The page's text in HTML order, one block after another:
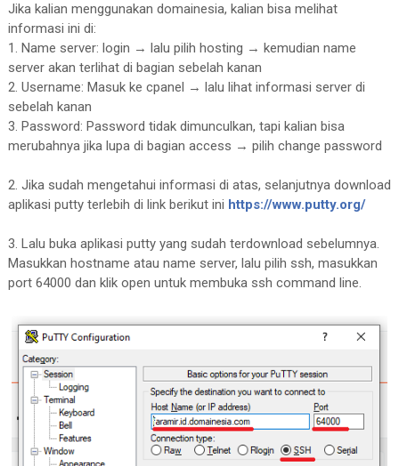
Jika kalian menggunakan domainesia, kalian bisa melihat
informasi ini di:
1. Name server: login → lalu pilih hosting → kemudian name
server akan terlihat di bagian sebelah kanan
2. Username: Masuk ke cpanel → lalu lihat informasi server di
sebelah kanan
3. Password: Password tidak dimunculkan, tapi kalian bisa
merubahnya jika lupa di bagian access → pilih change password
2. Jika sudah mengetahui informasi di atas, selanjutnya download
aplikasi putty terlebih di link berikut ini https://www.putty.org/
3. Lalu buka aplikasi putty yang sudah terdownload sebelumnya.
Masukkan hostname atau name server, lalu pilih ssh, masukkan
port 64000 dan klik open untuk membuka ssh command line.